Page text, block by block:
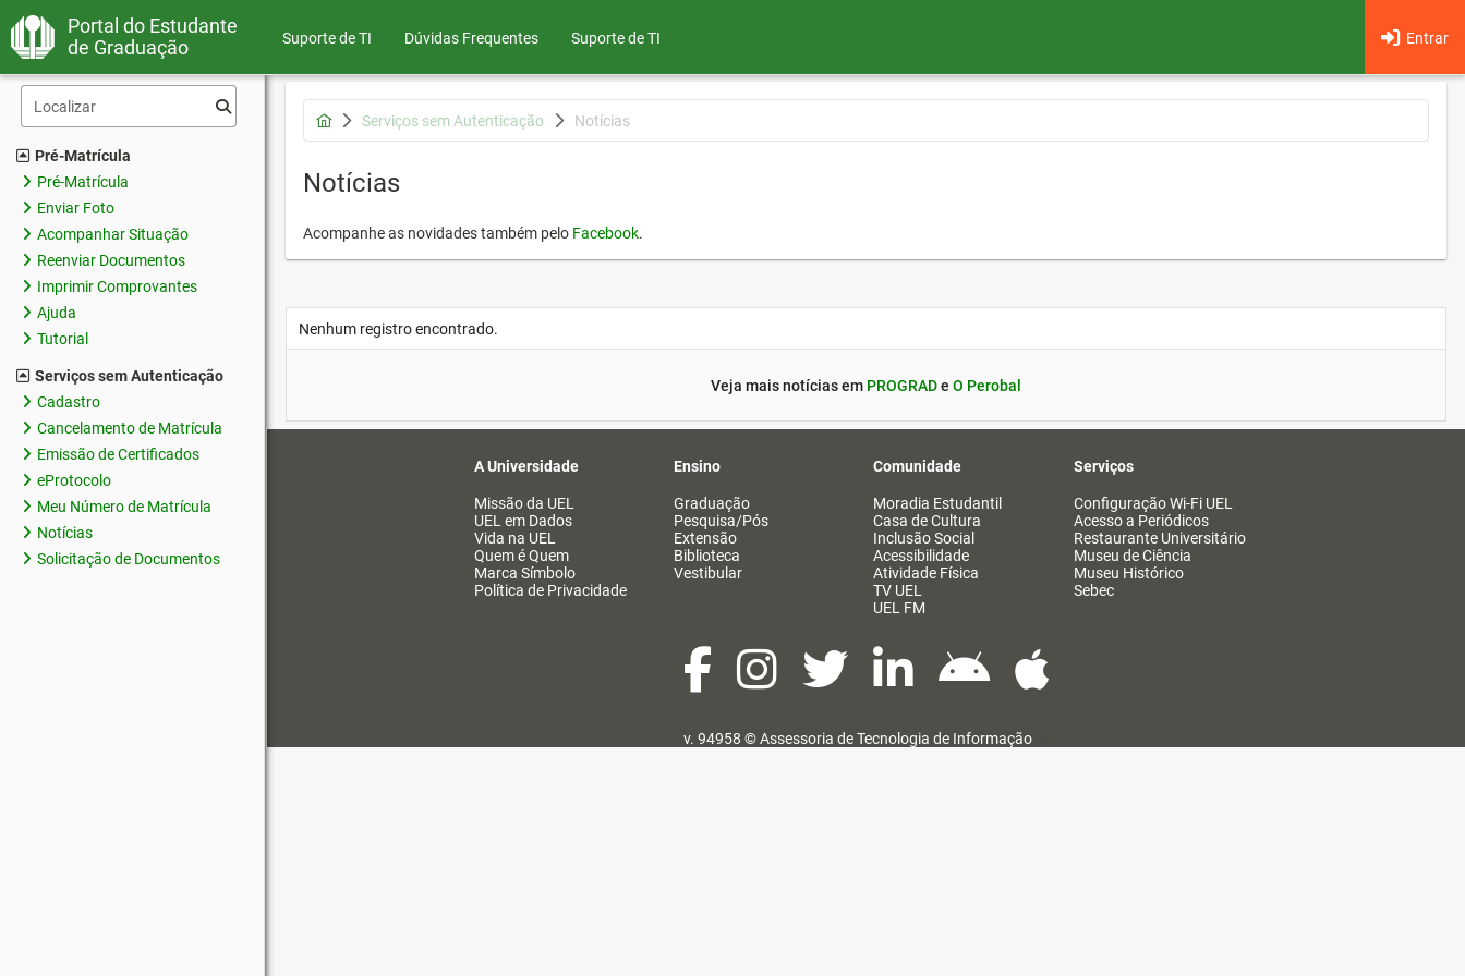
Portal do Estudante
de Graduação
Suporte de TI Dúvidas Frequentes Entrar
Suporte de TI
Pré-Matrícula
Pré-Matrícula
Enviar Foto
Acompanhar Situação
Reenviar Documentos
Imprimir Comprovantes
Ajuda
Tutorial
Serviços sem Autenticação
Cadastro
Cancelamento de Matrícula
Emissão de Certificados
eProtocolo
Meu Número de Matrícula
Notícias
Solicitação de Documentos
Serviços sem Autenticação Notícias
Notícias
Acompanhe as novidades também pelo Facebook.
Nenhum registro encontrado.
Veja mais notícias em PROGRADe O Perobal
A Universidade
Missão da UEL
UEL em Dados
Vida na UEL
Quem é Quem
Marca Símbolo
Política de Privacidade
Ensino
Graduação
Pesquisa/Pós
Extensão
Biblioteca
Vestibular
Comunidade
Moradia Estudantil
Casa de Cultura
Inclusão Social
Acessibilidade
Atividade Física
TV UEL
UEL FM
Serviços
Configuração Wi-Fi UEL
Acesso a Periódicos
Restaurante Universitário
Museu de Ciência
Museu Histórico
Sebec
v. 94958 ©Assessoria de Tecnologia de Informação